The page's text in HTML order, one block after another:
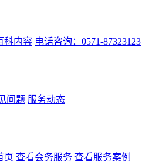
科内容 电话咨询：0571-87323123
问题 服务动态
页 查看会务服务 查看服务案例